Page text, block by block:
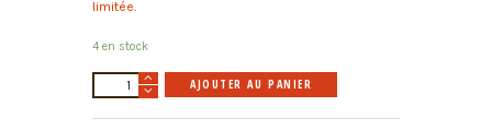
limitée.
4 en stock
quantité
AJOUTER AU PANIER